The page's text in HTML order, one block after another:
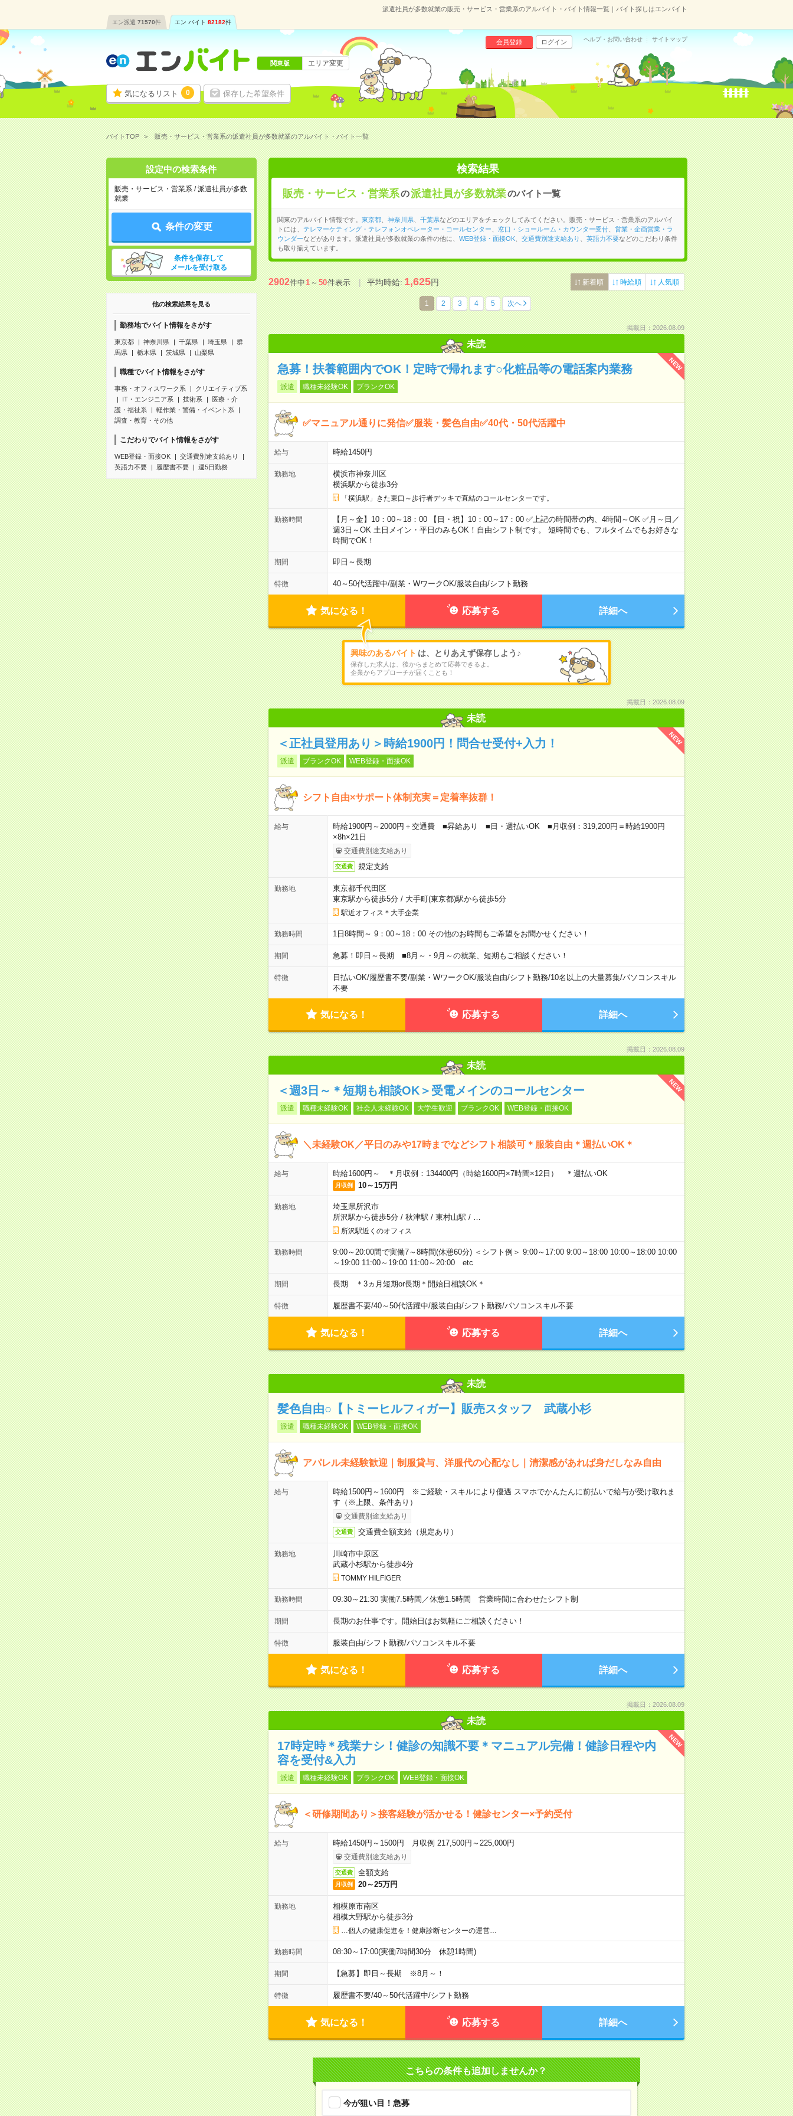
派遣社員が多数就業の販売・サービス・営業系のアルバイト・バイト情報一覧｜バイト探しはエンバイト
エン派遣 71570件 エン バイト 82182件
気になるリスト 0 保存した希望条件
会員登録 ログイン ヘルプ・お問い合わせ サイトマップ
関東版 エリア変更
バイトTOP 販売・サービス・営業系の派遣社員が多数就業のアルバイト・バイト一覧
設定中の検索条件
販売・サービス・営業系 / 派遣社員が多数
就業
条件の変更
条件を保存して
メールを受け取る
他の検索結果を見る
勤務地でバイト情報をさがす
東京都 神奈川県 千葉県 埼玉県
群
馬県
栃木県 茨城県 山梨県
職種でバイト情報をさがす
事務・オフィスワーク系
クリエイティブ系
IT・エンジニア系
技術系
医療・介
護・福祉系
軽作業・警備・イベント系
調査・教育・その他
こだわりでバイト情報をさがす
WEB登録・面接OK
交通費別途支給あり
英語力不要
履歴書不要 週5日勤務
検索結果
販売・サービス・営業系の派遣社員が多数就業のバイト一覧
関東のアルバイト情報です。 東京都、 神奈川県、 千葉県などのエリアをチェックしてみてください。販売・サービス・営業系のアルバイ
トには、 テレマーケティング・テレフォンオペレーター・コールセンター 窓口・ショールーム・カウンター受付、 営業・企画営業・ラ
ウンダーなどがあります。派遣社員が多数就業の条件の他に、 WEB登録・面接OK、 交通費別途支給あり 英語力不要などのこだわり条件
も取り揃えています。
2902件中1～50件表示 平均時給:1,625円 新着順 時給順 人気順
1 2 3 4 5 次へ
掲載日：2026.08.09
未読
NEW
急募！扶養範囲内でOK！定時で帰れます○化粧品等の電話案内業務
派遣 職種未経験OK ブランクOK
✅マニュアル通りに発信✅服装・髪色自由✅40代・50代活躍中
給与 時給1450円
勤務地
横浜市神奈川区
横浜駅から徒歩3分
「横浜駅」きた東口～歩行者デッキで直結のコールセンターです。
勤務時間
【月～金】10：00～18：00 【日・祝】10：00～17：00 ✅上記の時間帯の内、4時間～OK ✅月～日／
週3日～OK 土日メイン・平日のみもOK！自由シフト制です。 短時間でも、フルタイムでもお好きな
時間でOK！
期間 即日～長期
特徴 40～50代活躍中/副業・WワークOK/服装自由/シフト勤務
気になる！ 応募する 詳細へ
興味のあるバイト は、とりあえず保存しよう♪
保存した求人は、後からまとめて応募できるよ。
企業からアプローチが届くことも！
掲載日：2026.08.09
未読
NEW
＜正社員登用あり＞時給1900円！問合せ受付+入力！
派遣 ブランクOK WEB登録・面接OK
シフト自由×サポート体制充実＝定着率抜群！
給与
時給1900円～2000円＋交通費 ■昇給あり ■日・週払いOK ■月収例：319,200円＝時給1900円
×8h×21日
交通費別途支給あり
交通費 規定支給
勤務地
東京都千代田区
東京駅から徒歩5分/ 大手町(東京都)駅から徒歩5分
駅近オフィス＊大手企業
勤務時間 1日8時間～ 9：00～18：00 その他のお時間もご希望をお聞かせください！
期間 急募！即日～長期 ■8月～・9月～の就業、短期もご相談ください！
特徴 日払いOK/履歴書不要/副業・WワークOK/服装自由/シフト勤務/10名以上の大量募集/パソコンスキル
不要
気になる！ 応募する 詳細へ
掲載日：2026.08.09
未読
NEW
＜週3日～＊短期も相談OK＞受電メインのコールセンター
派遣 職種未経験OK 社会人未経験OK 大学生歓迎 ブランクOK WEB登録・面接OK
＼未経験OK／平日のみや17時までなどシフト相談可＊服装自由＊週払いOK＊
給与 時給1600円～ ＊月収例：134400円（時給1600円×7時間×12日） ＊週払いOK
月収例 10～15万円
勤務地
埼玉県所沢市
所沢駅から徒歩5分/ 秋津駅 / 東村山駅 /
所沢駅近くのオフィス
勤務時間
9:00～20:00間で実働7～8時間(休憩60分) ＜シフト例＞ 9:00～17:00 9:00～18:00 10:00～18:00 10:00
～19:00 11:00～19:00 11:00～20:00 etc
期間 長期 ＊3ヵ月短期or長期＊開始日相談OK＊
特徴 履歴書不要/40～50代活躍中/服装自由/シフト勤務/パソコンスキル不要
気になる！ 応募する 詳細へ
未読
髪色自由○【トミーヒルフィガー】販売スタッフ 武蔵小杉
派遣 職種未経験OK WEB登録・面接OK
アパレル未経験歓迎｜制服貸与、洋服代の心配なし｜清潔感があれば身だしなみ自由
給与
時給1500円～1600円 ※ご経験・スキルにより優遇 スマホでかんたんに前払いで給与が受け取れま
す（※上限、条件あり）
交通費別途支給あり
交通費 交通費全額支給（規定あり）
勤務地
川崎市中原区
武蔵小杉駅から徒歩4分
TOMMY HILFIGER
勤務時間 09:30～21:30 実働7.5時間／休憩1.5時間 営業時間に合わせたシフト制
期間 長期のお仕事です。開始日はお気軽にご相談ください！
特徴 服装自由/シフト勤務/パソコンスキル不要
気になる！ 応募する 詳細へ
掲載日：2026.08.09
未読
NEW
17時定時＊残業ナシ！健診の知識不要＊マニュアル完備！健診日程や内
容を受付&入力
派遣 職種未経験OK ブランクOK WEB登録・面接OK
＜研修期間あり＞接客経験が活かせる！健診センター×予約受付
給与 時給1450円～1500円 月収例 217,500円～225,000円
交通費別途支給あり
交通費 全額支給
月収例 20～25万円
勤務地
相模原市南区
相模大野駅から徒歩3分
…個人の健康促進を！健康診断センターの運営…
勤務時間 08:30～17:00(実働7時間30分 休憩1時間)
期間 【急募】即日～長期 ※8月～！
特徴 履歴書不要/40～50代活躍中/シフト勤務
気になる！ 応募する 詳細へ
こちらの条件も追加しませんか？
今が狙い目！急募